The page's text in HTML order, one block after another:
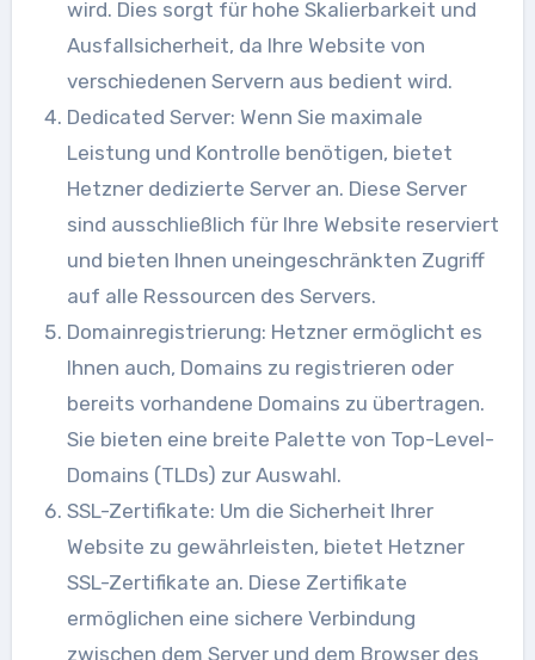
wird. Dies sorgt für hohe Skalierbarkeit und
Ausfallsicherheit, da Ihre Website von
verschiedenen Servern aus bedient wird.
Dedicated Server: Wenn Sie maximale
Leistung und Kontrolle benötigen, bietet
Hetzner dedizierte Server an. Diese Server
sind ausschließlich für Ihre Website reserviert
und bieten Ihnen uneingeschränkten Zugriff
auf alle Ressourcen des Servers.
Domainregistrierung: Hetzner ermöglicht es
Ihnen auch, Domains zu registrieren oder
bereits vorhandene Domains zu übertragen.
Sie bieten eine breite Palette von Top-Level-
Domains (TLDs) zur Auswahl.
SSL-Zertifikate: Um die Sicherheit Ihrer
Website zu gewährleisten, bietet Hetzner
SSL-Zertifikate an. Diese Zertifikate
ermöglichen eine sichere Verbindung
zwischen dem Server und dem Browser des